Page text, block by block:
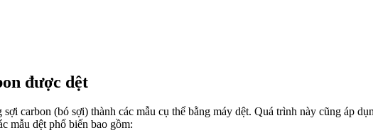
được dệt
carbon (bó sợi) thành các mẫu cụ thể bằng máy dệt. Quá trình này cũng áp
mẫu dệt phổ biến bao gồm: